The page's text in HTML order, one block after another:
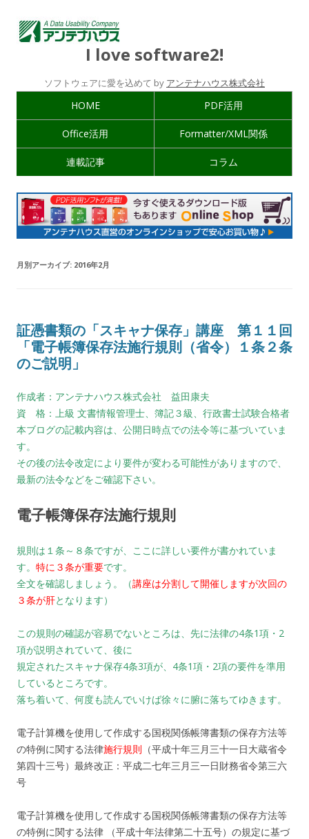
I love software2!
ソフトウェアに愛を込めて by アンテナハウス株式会社
HOME PDF活用
Office活用 Formatter/XML関係
連載記事 コラム
月別アーカイブ: 2016年2月
証憑書類の「スキャナ保存」講座 第１１回
「電子帳簿保存法施行規則（省令）１条２条
のご説明」
作成者：アンテナハウス株式会社 益田康夫
資 格：上級 文書情報管理士、簿記３級、行政書士試験合格者
本ブログの記載内容は、公開日時点での法令等に基づいていま
す。
その後の法令改定により要件が変わる可能性がありますので、
最新の法令などをご確認下さい。
電子帳簿保存法施行規則
規則は１条～８条ですが、ここに詳しい要件が書かれていま
す。 特に３条が重要です。
全文を確認しましょう。（講座は分割して開催しますが次回の
３条が肝となります）
この規則の確認が容易でないところは、先に法律の4条1項・2
項が説明されていて、後に
規定されたスキャナ保存4条3項が、4条1項・2項の要件を準用
しているところです。
落ち着いて、何度も読んでいけば徐々に腑に落ちてゆきます。
電子計算機を使用して作成する国税関係帳簿書類の保存方法等
の特例に関する法律施行規則 （平成十年三月三十一日大蔵省令
第四十三号）最終改正：平成二七年三月三一日財務省令第三六
号
電子計算機を使用して作成する国税関係帳簿書類の保存方法等
の特例に関する法律 （平成十年法律第二十五号）の規定に基づ